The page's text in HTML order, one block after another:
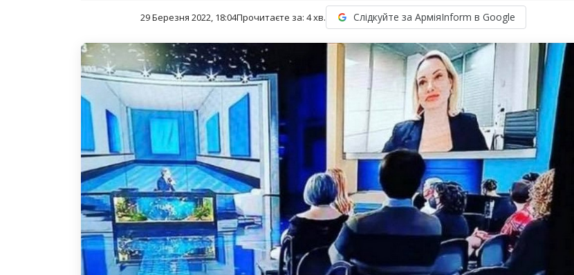
29 Березня 2022, 18:04Прочитаєте за: 4хв. Слідкуйте за АрміяInform в Google